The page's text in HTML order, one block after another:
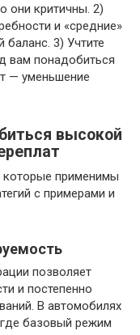
они критичны. 2)
и «средние»
3) Учтите
вам понадобиться
— уменьшение
высокой
которые применимы
с примерами и
позволяет
и постепенно
В автомобилях
базовый режим